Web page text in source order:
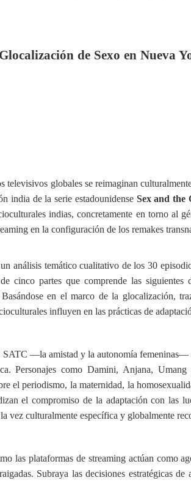
de Sexo en Nueva
globales se reimaginan
india de la serie estadounidense Sex and the
indias, concretamente en torno al
en la configuración de los remakes
análisis temático cualitativo de los 30
partes que comprende las siguientes
en el marco de la glocalización,
influyen en las prácticas de
SATC —la amistad y la autonomía femeninas—
Personajes como Damini, Anjana,
el periodismo, la maternidad, la
el compromiso de la adaptación con las
vez culturalmente específica y globalmente
las plataformas de streaming actúan como
Subraya las decisiones estratégicas